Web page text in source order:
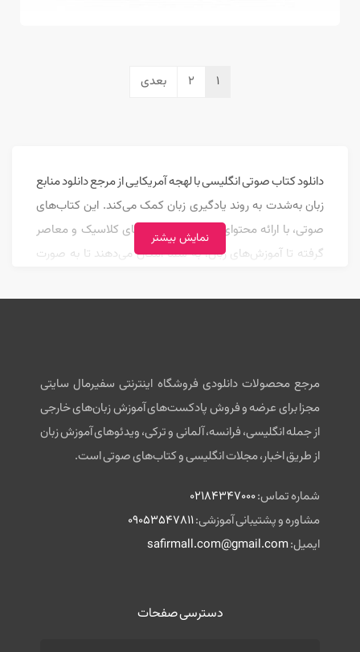
1
2 بعدی
دانلود کتاب صوتی انگلیسی با لهجه آمریکایی از مرجع دانلود منابع
زبان به‌شدت به روند یادگیری زبان کمک می‌کند. این کتاب‌های
صوتی، با ارائه محتوای متنوع از داستان‌های کلاسیک و معاصر
گرفته تا آموزش‌های زبان، به شما امکان می‌دهند تا به صورت
را فرا بگیرید.
قابل توجهی در مهارت‌های شنیداری و درک مطلب خود داشته
باشید. این روش تاکید بر گوش دادن فعال به زبان و تقویت تلفظ و
اصطلاحات رایج دارد.
همچنین، این منابع صوتی معمولاً با فرمت‌های مختلفی که بر
می‌شوند. این امکان را به شما می‌دهد تا در هر زمان و هر مکانی که
باشید، به یادگیری زبان پرداخته و از زمان خود به بهترین شکل
استفاده کنید.
و کارآمد برای دانلود کتاب‌های صوتی زبان انگلیسی هستید، مرجع
نمایش بیشتر
مرجع محصولات دانلودی فروشگاه اینترنتی سفیرمال سایتی
مجزا برای عرضه و فروش پادکست‌های آموزش زبان‌های خارجی
از جمله انگلیسی، فرانسه، آلمانی و ترکی، ویدئوهای آموزش زبان
از طریق اخبار، مجلات انگلیسی و کتاب‌های صوتی است.
شماره تماس:02184347000
مشاوره و پشتیبانی آموزشی:09053547811
ایمیل:safirmall.com@gmail.com
دسترسی صفحات